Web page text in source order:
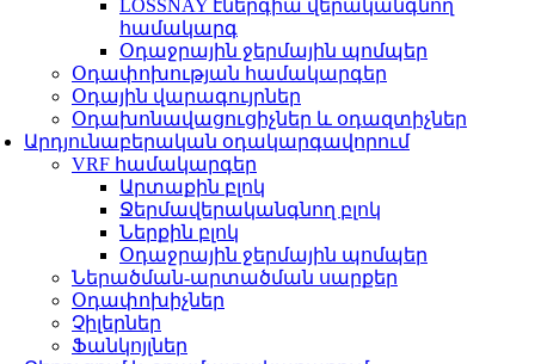
LOSSNAY էներգիա վերականգնող
համակարգ
Օդաջրային ջերմային պոմպեր
Օդափոխության համակարգեր
Օդային վարագույրներ
Օդախոնավացուցիչներ և օդազտիչներ
Արդյունաբերական օդակարգավորում
VRF համակարգեր
Արտաքին բլոկ
Ջերմավերականգնող բլոկ
Ներքին բլոկ
Օդաջրային ջերմային պոմպեր
Ներածման-արտածման սարքեր
Օդափոխիչներ
Չիլերներ
Ֆանկոյլներ